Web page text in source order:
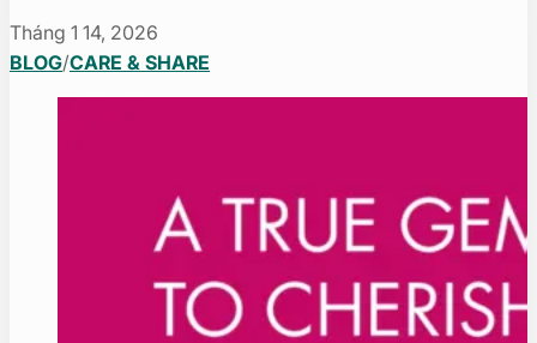
Tháng 1 14, 2026
BLOG/CARE & SHARE